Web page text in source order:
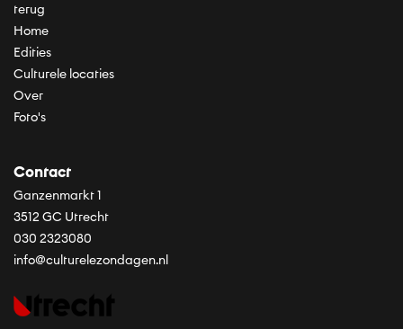
terug
Home
Edities
Culturele locaties
Over
Foto's
Contact
Ganzenmarkt 1
3512 GC Utrecht
030 2323080
info@culturelezondagen.nl